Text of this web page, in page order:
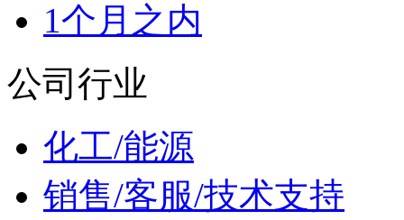
1个月之内
公司行业
化工/能源
销售/客服/技术支持